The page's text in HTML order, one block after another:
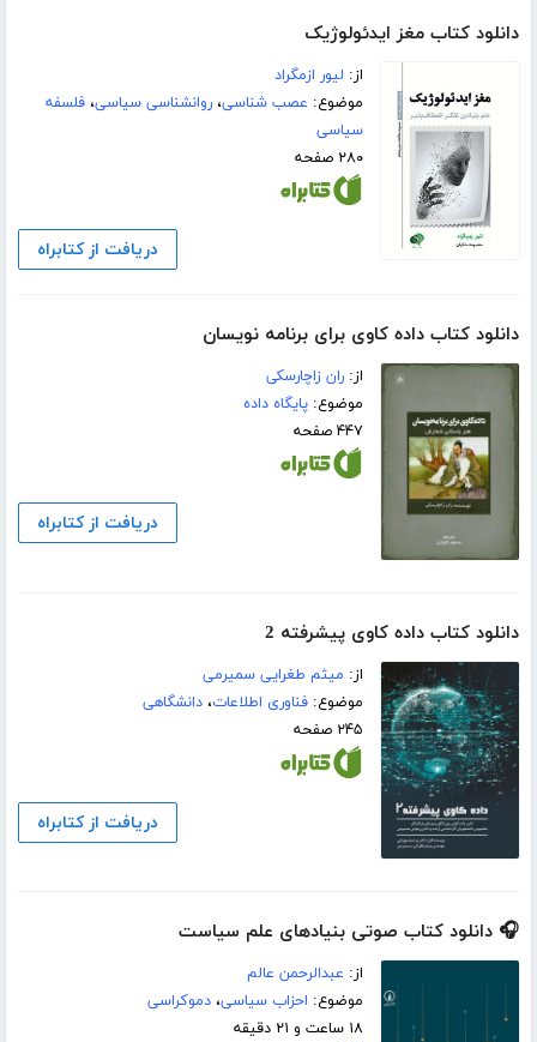
دانلود کتاب مغز ایدئولوژیک
از: لیور ازمگراد
موضوع: عصب شناسی،روانشناسی سیاسی،فلسفه
سیاسی
۲۸۰ صفحه
دریافت از کتابراه
دانلود کتاب داده کاوی برای برنامه نویسان
از:ران زاچارسکی
موضوع:پایگاه داده
۴۴۷ صفحه
دریافت از کتابراه
دانلود کتاب داده کاوی پیشرفته 2
از: میثم طغرایی سمیرمی
موضوع:فناوری اطلاعات،دانشگاهی
۲۴۵ صفحه
دریافت از کتابراه
🎧 دانلود کتاب صوتی بنیادهای علم سیاست
از: عبدالرحمن عالم
موضوع: احزاب سیاسی،دموکراسی
۱۸ ساعت و ۲۱ دقیقه